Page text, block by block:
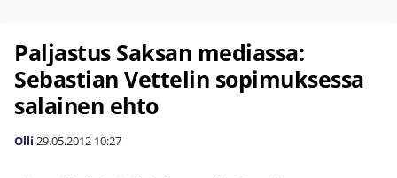
Paljastus Saksan mediassa:
Sebastian Vettelin sopimuksessa
salainen ehto
Olli 29.05.2012 10:27